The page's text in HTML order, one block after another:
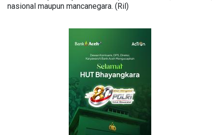
nasional maupun mancanegara. (Ril)